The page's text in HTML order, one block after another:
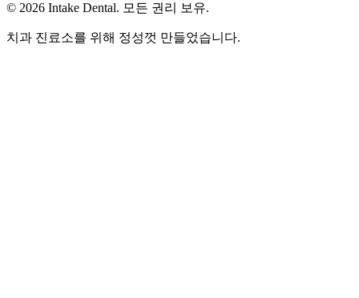
© 2026 Intake Dental. 모든 권리 보유.
치과 진료소를 위해 정성껏 만들었습니다.